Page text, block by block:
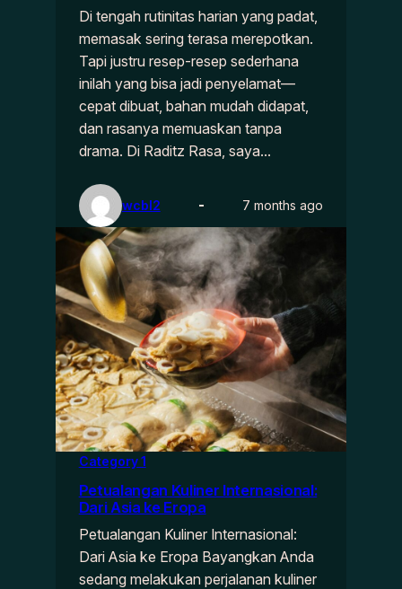
Di tengah rutinitas harian yang padat,
memasak sering terasa merepotkan.
Tapi justru resep-resep sederhana
inilah yang bisa jadi penyelamat—
cepat dibuat, bahan mudah didapat,
dan rasanya memuaskan tanpa
drama. Di Raditz Rasa, saya…
wcbl2 7 months ago
Category 1
Petualangan Kuliner Internasional:
Dari Asia ke Eropa
Petualangan Kuliner Internasional:
Dari Asia ke Eropa Bayangkan Anda
sedang melakukan perjalanan kuliner